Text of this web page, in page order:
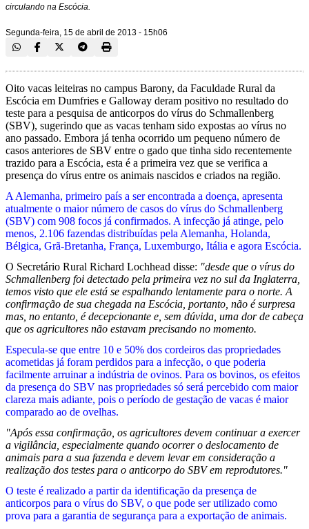
circulando na Escócia.
Segunda-feira, 15 de abril de 2013 - 15h06
Oito vacas leiteiras no campus Barony, da Faculdade Rural da
Escócia em Dumfries e Galloway deram positivo no resultado do
teste para a pesquisa de anticorpos do vírus do Schmallenberg
(SBV), sugerindo que as vacas tenham sido expostas ao vírus no
ano passado. Embora já tenha ocorrido um pequeno número de
casos anteriores de SBV entre o gado que tinha sido recentemente
trazido para a Escócia, esta é a primeira vez que se verifica a
presença do vírus entre os animais nascidos e criados na região.
A Alemanha, primeiro país a ser encontrada a doença, apresenta
atualmente o maior número de casos do vírus do Schmallenberg
(SBV) com 908 focos já confirmados. A infecção já atinge, pelo
menos, 2.106 fazendas distribuídas pela Alemanha, Holanda,
Bélgica, Grã-Bretanha, França, Luxemburgo, Itália e agora Escócia.
O Secretário Rural Richard Lochhead disse: "desde que o vírus do
Schmallenberg foi detectado pela primeira vez no sul da Inglaterra,
temos visto que ele está se espalhando lentamente para o norte. A
confirmação de sua chegada na Escócia, portanto, não é surpresa
mas, no entanto, é decepcionante e, sem dúvida, uma dor de cabeça
que os agricultores não estavam precisando no momento.
Especula-se que entre 10 e 50% dos cordeiros das propriedades
acometidas já foram perdidos para a infecção, o que poderia
facilmente arruinar a indústria de ovinos. Para os bovinos, os efeitos
da presença do SBV nas propriedades só será percebido com maior
clareza mais adiante, pois o período de gestação de vacas é maior
comparado ao de ovelhas.
"Após essa confirmação, os agricultores devem continuar a exercer
a vigilância, especialmente quando ocorrer o deslocamento de
animais para a sua fazenda e devem levar em consideração a
realização dos testes para o anticorpo do SBV em reprodutores."
O teste é realizado a partir da identificação da presença de
anticorpos para o vírus do SBV, o que pode ser utilizado como
prova para a garantia de segurança para a exportação de animais.